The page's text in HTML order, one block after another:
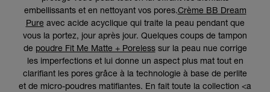
embellissants et en nettoyant vos pores.Crème BB Dream
Pure avec acide acyclique qui traite la peau pendant que
vous la portez, jour après jour. Quelques coups de tampon
de poudre Fit Me Matte + Porelesssur la peau nue corrige
les imperfections et lui donne un aspect plus mat tout en
clarifiant les pores grâce à la technologie à base de perlite
et de micro-poudres matifiantes. En fait toute la collection <a